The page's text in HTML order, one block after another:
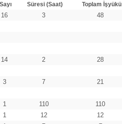
Sayı Süresi (Saat) Toplam İşyükü
16 3
48
14 2
28
3 7
21
1 110
110
1 12
12